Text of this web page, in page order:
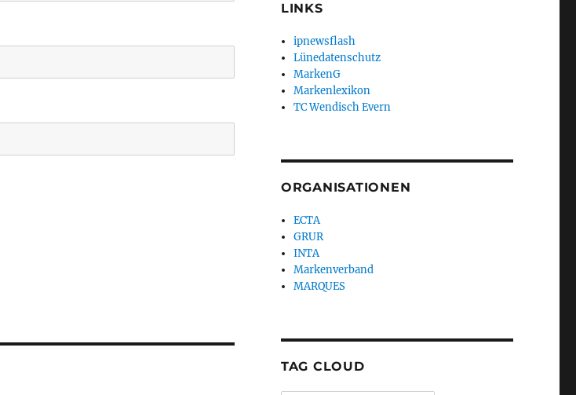
LINKS
ipnewsflash
Lünedatenschutz
MarkenG
Markenlexikon
TC Wendisch Evern
ORGANISATIONEN
ECTA
GRUR
INTA
Markenverband
MARQUES
TAG CLOUD